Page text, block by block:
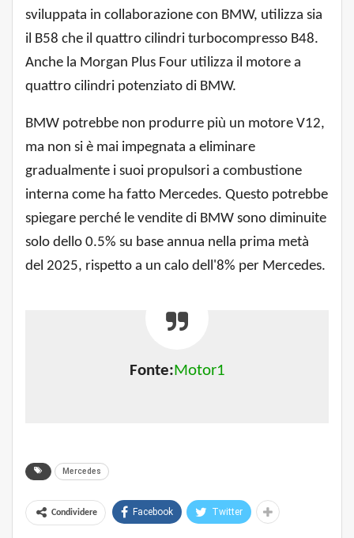
sviluppata in collaborazione con BMW, utilizza sia
il B58 che il quattro cilindri turbocompresso B48.
Anche la Morgan Plus Four utilizza il motore a
quattro cilindri potenziato di BMW.
BMW potrebbe non produrre più un motore V12,
ma non si è mai impegnata a eliminare
gradualmente i suoi propulsori a combustione
interna come ha fatto Mercedes. Questo potrebbe
spiegare perché le vendite di BMW sono diminuite
solo dello 0.5% su base annua nella prima metà
del 2025, rispetto a un calo dell'8% per Mercedes.
Fonte:Motor1
Mercedes
Condividere Facebook Twitter